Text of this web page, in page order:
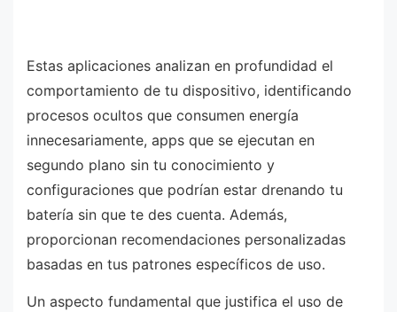
Estas aplicaciones analizan en profundidad el
comportamiento de tu dispositivo, identificando
procesos ocultos que consumen energía
innecesariamente, apps que se ejecutan en
segundo plano sin tu conocimiento y
configuraciones que podrían estar drenando tu
batería sin que te des cuenta. Además,
proporcionan recomendaciones personalizadas
basadas en tus patrones específicos de uso.
Un aspecto fundamental que justifica el uso de